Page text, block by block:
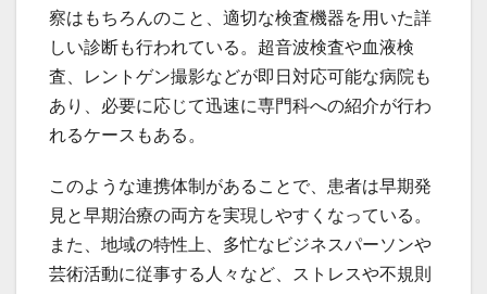
察はもちろんのこと、適切な検査機器を用いた詳
しい診断も行われている。超音波検査や血液検
査、レントゲン撮影などが即日対応可能な病院も
あり、必要に応じて迅速に専門科への紹介が行わ
れるケースもある。
このような連携体制があることで、患者は早期発
見と早期治療の両方を実現しやすくなっている。
また、地域の特性上、多忙なビジネスパーソンや
芸術活動に従事する人々など、ストレスや不規則